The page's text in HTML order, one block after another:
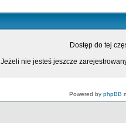
Dostęp do tej
Jeżeli nie jesteś jeszcze
Powered by phpBB